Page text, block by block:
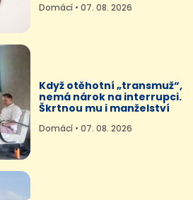
Domácí • 07. 08. 2026
Když otěhotní „transmuž“,
nemá nárok na interrupci.
Škrtnou mu i manželství
Domácí • 07. 08. 2026